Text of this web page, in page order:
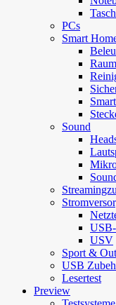
PCs
Smart
Sound
USV
Sport &
USB
Lesertest
Preview